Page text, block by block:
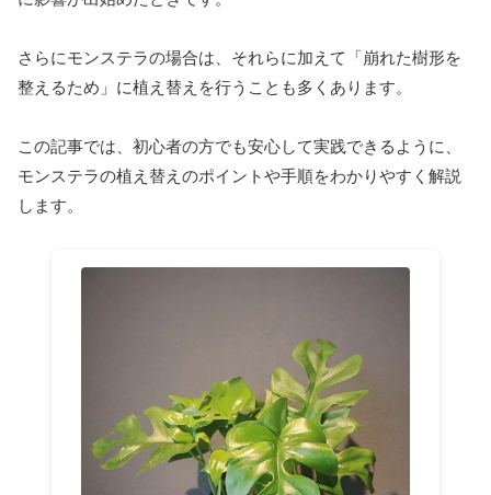
さらにモンステラの場合は、それらに加えて「崩れた樹形を
整えるため」に植え替えを行うことも多くあります。
この記事では、初心者の方でも安心して実践できるように、
モンステラの植え替えのポイントや手順をわかりやすく解説
します。